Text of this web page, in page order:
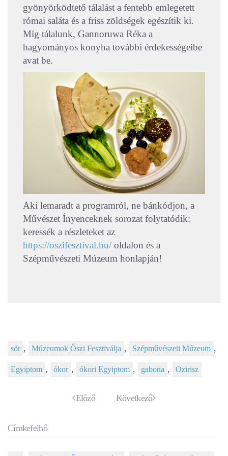
gyönyörködtető tálalást a fentebb emlegetett
római saláta és a friss zöldségek egészítik ki.
Míg tálalunk, Gannoruwa Réka a
hagyományos konyha további érdekességeibe
avat be.
Aki lemaradt a programról, ne bánkódjon, a
Művészet Ínyenceknek sorozat folytatódik:
keressék a részleteket az
https://oszifesztival.hu/ oldalon és a
Szépművészeti Múzeum honlapján!
sör , Múzeumok Őszi Fesztiválja , Szépművészeti Múzeum ,
Egyiptom , ókor , ókori Egyiptom , gabona , Ozirisz
Előző Következő
Címkefelhő